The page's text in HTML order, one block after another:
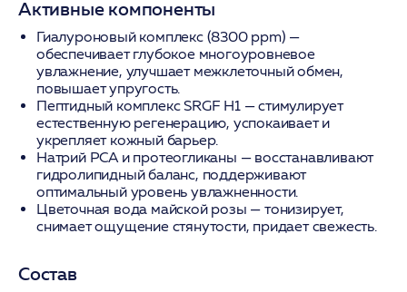
Активные компоненты
Гиалуроновый комплекс (8300 ppm) —
обеспечивает глубокое многоуровневое
увлажнение, улучшает межклеточный обмен,
повышает упругость.
Пептидный комплекс SRGF H1— стимулирует
естественную регенерацию, успокаивает и
укрепляет кожный барьер.
Натрий PCA и протеогликаны — восстанавливают
гидролипидный баланс, поддерживают
оптимальный уровень увлажненности.
Цветочная вода майской розы — тонизирует,
снимает ощущение стянутости, придает свежесть.
Состав